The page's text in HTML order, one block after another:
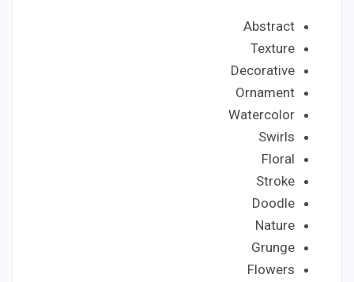
Abstract
Texture
Decorative
Ornament
Watercolor
Swirls
Floral
Stroke
Doodle
Nature
Grunge
Flowers